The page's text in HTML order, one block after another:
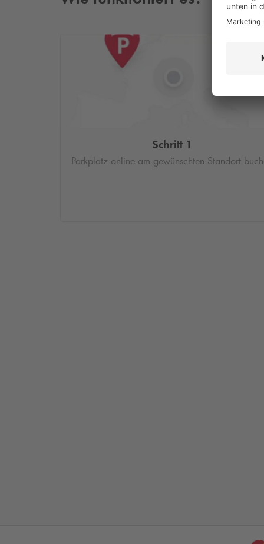
Schritt 1
Parkplatz online am gewünschten Standort